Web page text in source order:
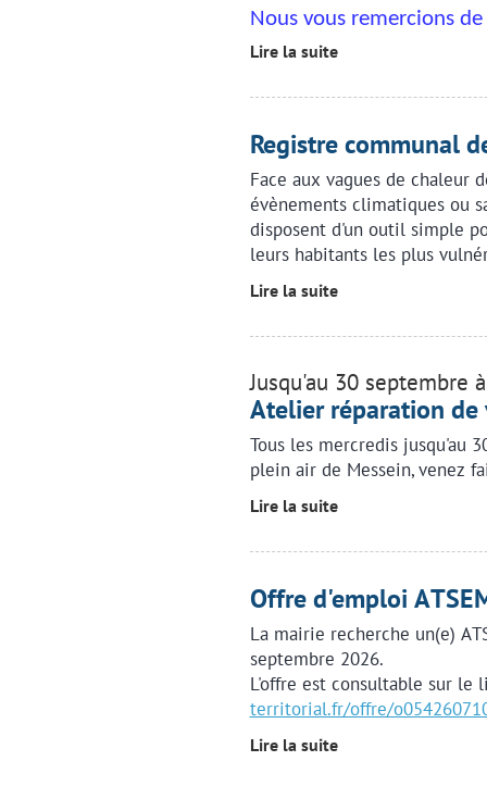
Nous vous remercions
Lire la suite
Registre communal
Face aux vagues de chaleur
évènements climatiques ou
disposent d'un outil simple
leurs habitants les plus
Lire la suite
Jusqu'au 30 septembre
Atelier réparation de
Tous les mercredis jusqu'au
plein air de Messein, venez
Lire la suite
Offre d'emploi
La mairie recherche un(e)
septembre 2026.
L'offre est consultable sur le
territorial.fr/offre/
Lire la suite